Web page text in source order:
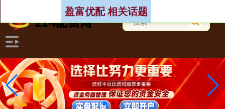
盈富优配 相关话题